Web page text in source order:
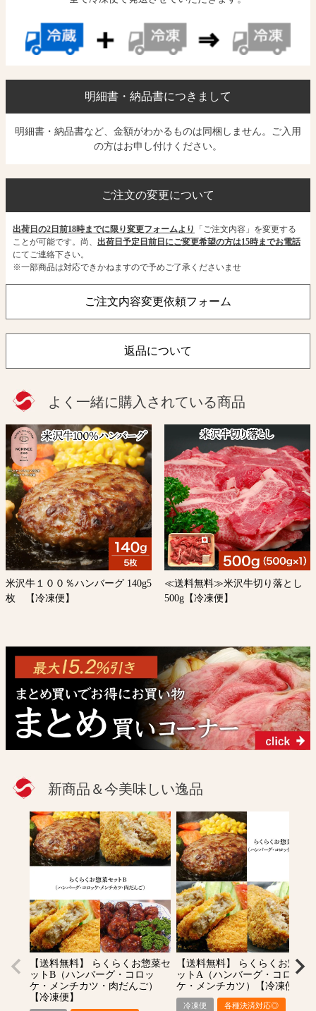
明細書・納品書につきまして
明細書・納品書など、金額がわかるものは同梱しません。ご入用
の方はお申し付けください。
ご注文の変更について
出荷日の2日前18時までに限り変更フォームより
「ご注文内容」を変更する
ことが可能です。尚、 出荷日予定日前日にご変更希望の方は15時までお電話
にてご連絡下さい。
※一部商品は対応できかねますので予めご了承くださいませ
ご注文内容変更依頼フォーム
返品について
よく一緒に購入されている商品
米沢牛１００％ハンバーグ 140g5
枚 【冷凍便】
≪送料無料≫米沢牛切り落とし
500g【冷凍便】
新商品＆今美味しい逸品
【送料無料】 らくらくお惣菜セ
ットB（ハンバーグ・コロッ
ケ・メンチカツ・肉だんご）
【冷凍便】
【送料無料】 らくらくお惣菜
ットA（ハンバーグ・コロッ
ケ・メンチカツ）【冷凍便】
冷凍便 各種決済対応◎